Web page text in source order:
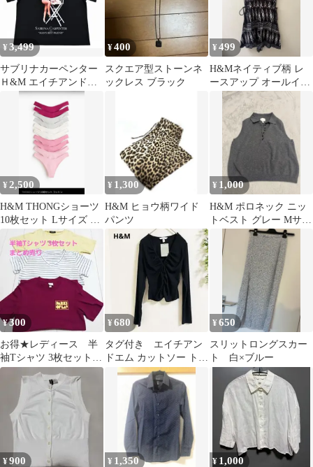
¥3,499
サブリナカーペンター
Ｈ&M エイチアンドエ
ム Tシャツ XL
¥400
スクエア型ストーンネ
ックレス ブラック
¥499
H&Mネイティブ柄 レ
ースアップ オールイン
ワン 36サイズ
¥2,500
H&M THONGショーツ
10枚セット Lサイズ コ
ットン
¥ 1,300
H&M ヒョウ柄ワイド
パンツ
¥ 1,000
H&M ポロネック ニッ
トベスト グレー Mサイ
¥300
お得★レディース 半
袖Tシャツ 3枚セット
まとめ売り 最終価格
¥680
タグ付き エイチアン
ドエム カットソー トッ
プス XS 黒 シンプ
ル タイト ✨
¥650
スリットロングスカー
ト 白×ブルー
¥900 ¥ 1,350 ¥ 1,000